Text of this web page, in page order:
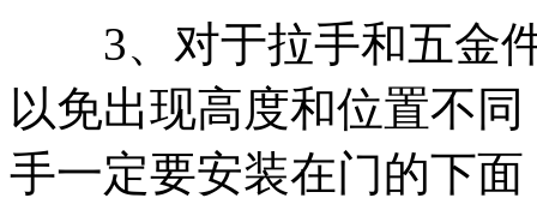
3、对于拉手和五金件
以免出现高度和位置不
手一定要安装在门的下